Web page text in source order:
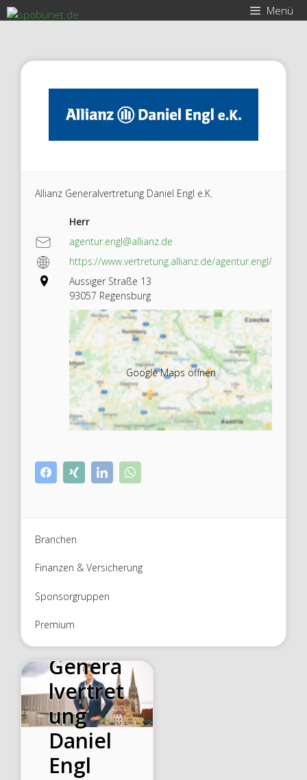
Zum
Inhalt
Menü
Allianz Generalvertretung Daniel Engl e.K.
Herr
agentur.engl@allianz.de
https://www.vertretung.allianz.de/agentur.engl/
Aussiger Straße 13
93057 Regensburg
Google Maps öffnen
Branchen
Finanzen & Versicherung
Sponsorgruppen
Premium
Allianz
Genera
lvertret
ung
Daniel
Engl